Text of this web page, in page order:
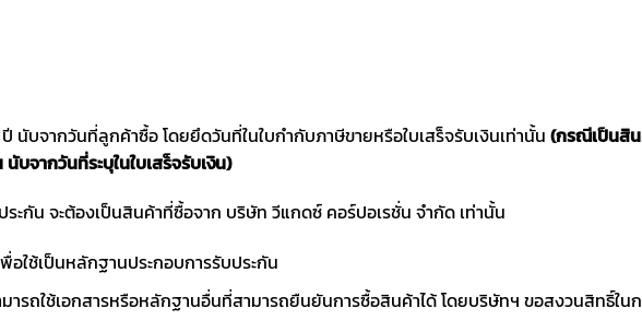
นับจากวันที่ลูกค้าซื้อ โดยยึดวันที่ในใบกำกับภาษีขายหรือใบเสร็จรับเงินเท่านั้น (กรณีเป็นสิ
นับจากวันที่ระบุในใบเสร็จรับเงิน)
ระกัน จะต้องเป็นสินค้าที่ซื้อจาก บริษัท วีแกดซ์ คอร์ปอเรชั่น จำกัด เท่านั้น
อใช้เป็นหลักฐานประกอบการรับประกัน
รถใช้เอกสารหรือหลักฐานอื่นที่สามารถยืนยันการซื้อสินค้าได้ โดยบริษัทฯ ขอสงวนสิทธิ์ใน